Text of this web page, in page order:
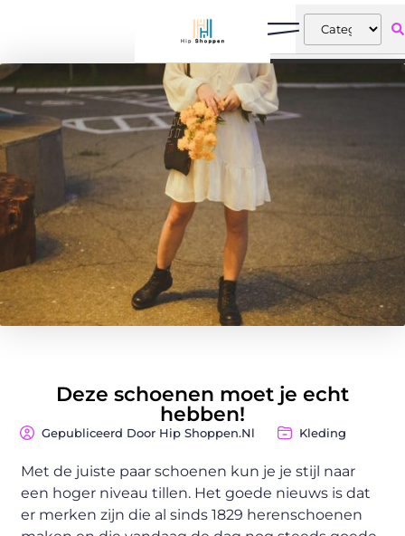
Deze schoenen moet je echt
hebben!
Gepubliceerd Door Hip Shoppen.nl Kleding
Met de juiste paar schoenen kun je je stijl naar
een hoger niveau tillen. Het goede nieuws is dat
er merken zijn die al sinds 1829 herenschoenen